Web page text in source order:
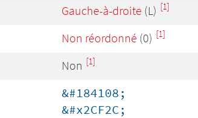
Gauche-à-droite (L) [1]
Non réordonné (0) [1]
Non [1]
&#184108;
&#x2CF2C;